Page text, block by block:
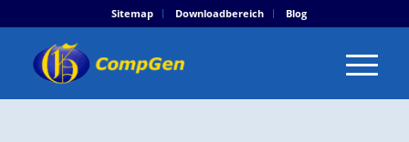
Sitemap Downloadbereich Blog